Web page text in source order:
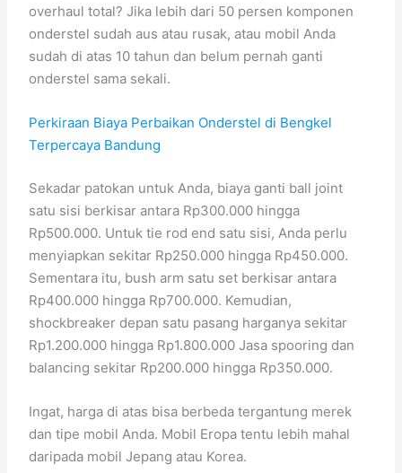
overhaul total? Jika lebih dari 50 persen komponen
onderstel sudah aus atau rusak, atau mobil Anda
sudah di atas 10 tahun dan belum pernah ganti
onderstel sama sekali.
Perkiraan Biaya Perbaikan Onderstel di Bengkel
Terpercaya Bandung
Sekadar patokan untuk Anda, biaya ganti ball joint
satu sisi berkisar antara Rp300.000 hingga
Rp500.000. Untuk tie rod end satu sisi, Anda perlu
menyiapkan sekitar Rp250.000 hingga Rp450.000.
Sementara itu, bush arm satu set berkisar antara
Rp400.000 hingga Rp700.000. Kemudian,
shockbreaker depan satu pasang harganya sekitar
Rp1.200.000 hingga Rp1.800.000 Jasa spooring dan
balancing sekitar Rp200.000 hingga Rp350.000.
Ingat, harga di atas bisa berbeda tergantung merek
dan tipe mobil Anda. Mobil Eropa tentu lebih mahal
daripada mobil Jepang atau Korea.